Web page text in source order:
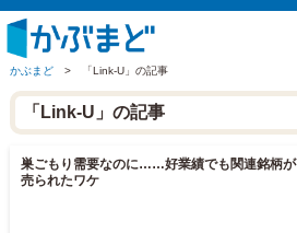
かぶまど > 「Link-U」の記事
「Link-U」の記事
巣ごもり需要なのに……好業績でも関連銘柄が
売られたワケ